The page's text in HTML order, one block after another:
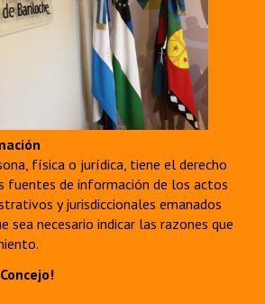
Registro
intercultural
ORGÁNICA
física o jurídica, tiene el derecho
fuentes de información de los actos
y jurisdiccionales emanados
sea necesario indicar las razones que